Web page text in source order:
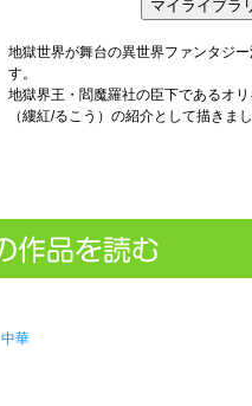
地獄世界が舞台の異世界ファンタジ
す。
地獄界王・閻魔羅社の臣下であるオ
（縷紅/るこう）の紹介として描きま
中華